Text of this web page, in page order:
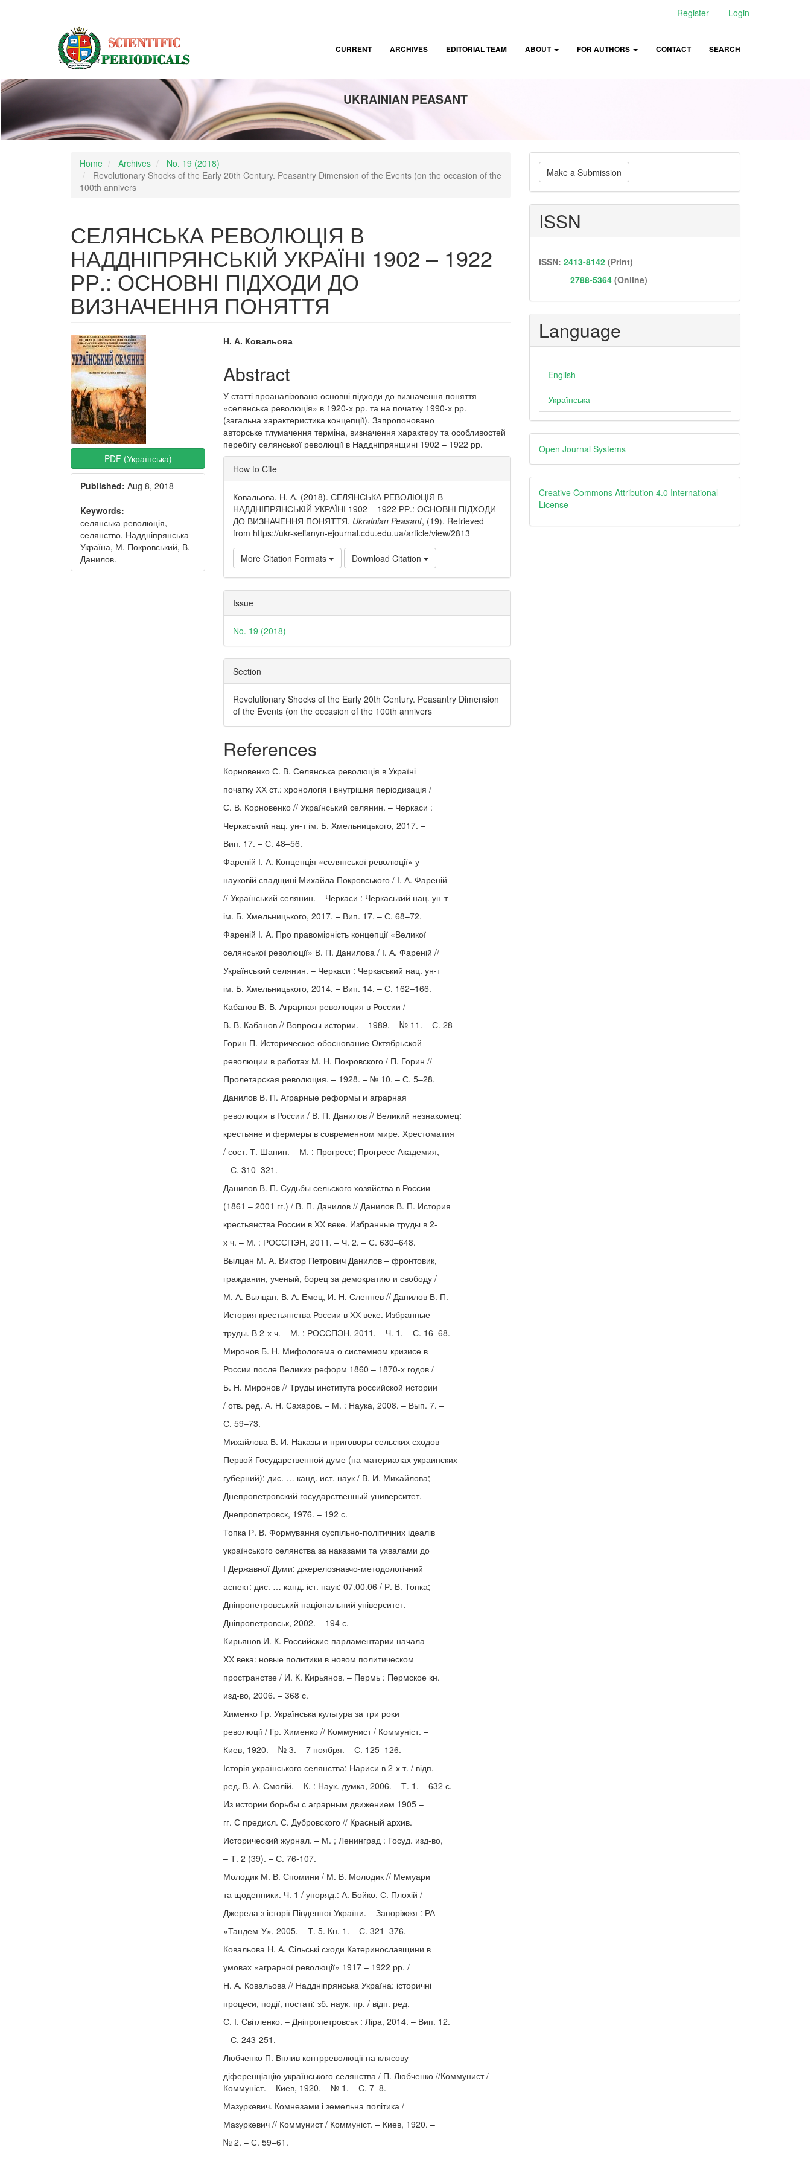
Register Login
CURRENT ARCHIVES EDITORIAL TEAM ABOUT FOR AUTHORS CONTACT SEARCH
UKRAINIAN PEASANT
Home Archives
No. 19 (2018)
Revolutionary Shocks of the Early 20th Century. Peasantry Dimension of the Events (on the occasion of the
100th annivers
СЕЛЯНСЬКА РЕВОЛЮЦІЯ В
НАДДНІПРЯНСЬКІЙ УКРАЇНІ 1902 – 1922
РР.: ОСНОВНІ ПІДХОДИ ДО
ВИЗНАЧЕННЯ ПОНЯТТЯ
Article
Sidebar
PDF (Українська)
Published: Aug 8, 2018
Keywords:
селянська революція,
селянство, Наддніпрянська
Україна, М. Покровський, В.
Данилов.
Main
Article
Content
Н. А. Ковальова
Abstract
У статті проаналізовано основні підходи до визначення поняття
«селянська революція» в 1920-х рр. та на початку 1990-х рр.
(загальна характеристика концепції). Запропоновано
авторське тлумачення терміна, визначення характеру та особливостей
перебігу селянської революції в Наддніпрянщині 1902 – 1922 рр.
Article
Details
How to Cite
Ковальова, Н. А. (2018). СЕЛЯНСЬКА РЕВОЛЮЦІЯ В
НАДДНІПРЯНСЬКІЙ УКРАЇНІ 1902 – 1922 РР.: ОСНОВНІ ПІДХОДИ
ДО ВИЗНАЧЕННЯ ПОНЯТТЯ. Ukrainian Peasant, (19). Retrieved
from https://ukr-selianyn-ejournal.cdu.edu.ua/article/view/2813
More Citation Formats Download Citation
Issue
No. 19 (2018)
Section
Revolutionary Shocks of the Early 20th Century. Peasantry Dimension
of the Events (on the occasion of the 100th annivers
References
Корновенко С. В. Селянська революція в Україні
початку ХХ ст.: хронологія і внутрішня періодизація /
С. В. Корновенко // Український селянин. – Черкаси :
Черкаський нац. ун-т ім. Б. Хмельницького, 2017. –
Вип. 17. – С. 48–56.
Фареній І. А. Концепція «селянської революції» у
науковій спадщині Михайла Покровського / І. А. Фареній
// Український селянин. – Черкаси : Черкаський нац. ун-т
ім. Б. Хмельницького, 2017. – Вип. 17. – С. 68–72.
Фареній І. А. Про правомірність концепції «Великої
селянської революції» В. П. Данилова / І. А. Фареній //
Український селянин. – Черкаси : Черкаський нац. ун-т
ім. Б. Хмельницького, 2014. – Вип. 14. – С. 162–166.
Кабанов В. В. Аграрная революция в России /
В. В. Кабанов // Вопросы истории. – 1989. – № 11. – С. 28–
Горин П. Историческое обоснование Октябрьской
революции в работах М. Н. Покровского / П. Горин //
Пролетарская революция. – 1928. – № 10. – С. 5–28.
Данилов В. П. Аграрные реформы и аграрная
революция в России / В. П. Данилов // Великий незнакомец:
крестьяне и фермеры в современном мире. Хрестоматия
/ сост. Т. Шанин. – М. : Прогресс; Прогресс-Академия,
– С. 310–321.
Данилов В. П. Судьбы сельского хозяйства в России
(1861 – 2001 гг.) / В. П. Данилов // Данилов В. П. История
крестьянства России в ХХ веке. Избранные труды в 2-
х ч. – М. : РОССПЭН, 2011. – Ч. 2. – С. 630–648.
Вылцан М. А. Виктор Петрович Данилов – фронтовик,
гражданин, ученый, борец за демократию и свободу /
М. А. Вылцан, В. А. Емец, И. Н. Слепнев // Данилов В. П.
История крестьянства России в ХХ веке. Избранные
труды. В 2-х ч. – М. : РОССПЭН, 2011. – Ч. 1. – С. 16–68.
Миронов Б. Н. Мифологема о системном кризисе в
России после Великих реформ 1860 – 1870-х годов /
Б. Н. Миронов // Труды института российской истории
/ отв. ред. А. Н. Сахаров. – М. : Наука, 2008. – Вып. 7. –
С. 59–73.
Михайлова В. И. Наказы и приговоры сельских сходов
Первой Государственной думе (на материалах украинских
губерний): дис. … канд. ист. наук / В. И. Михайлова;
Днепропетровский государственный университет. –
Днепропетровск, 1976. – 192 с.
Топка Р. В. Формування суспільно-політичних ідеалів
українського селянства за наказами та ухвалами до
І Державної Думи: джерелознавчо-методологічний
аспект: дис. … канд. іст. наук: 07.00.06 / Р. В. Топка;
Дніпропетровський національний університет. –
Дніпропетровськ, 2002. – 194 с.
Кирьянов И. К. Российские парламентарии начала
ХХ века: новые политики в новом политическом
пространстве / И. К. Кирьянов. – Пермь : Пермское кн.
изд-во, 2006. – 368 с.
Хименко Гр. Українська культура за три роки
революції / Гр. Хименко // Коммунист / Коммуніст. –
Киев, 1920. – № 3. – 7 ноября. – С. 125–126.
Історія українського селянства: Нариси в 2-х т. / відп.
ред. В. А. Смолій. – К. : Наук. думка, 2006. – Т. 1. – 632 с.
Из истории борьбы с аграрным движением 1905 –
гг. С предисл. С. Дубровского // Красный архив.
Исторический журнал. – М. ; Ленинград : Госуд. изд-во,
– Т. 2 (39). – С. 76-107.
Молодик М. В. Спомини / М. В. Молодик // Мемуари
та щоденники. Ч. 1 / упоряд.: А. Бойко, С. Плохій /
Джерела з історії Південної України. – Запоріжжя : РА
«Тандем-У», 2005. – Т. 5. Кн. 1. – С. 321–376.
Ковальова Н. А. Сільські сходи Катеринославщини в
умовах «аграрної революції» 1917 – 1922 рр. /
Н. А. Ковальова // Наддніпрянська Україна: історичні
процеси, події, постаті: зб. наук. пр. / відп. ред.
С. І. Світленко. – Дніпропетровськ : Ліра, 2014. – Вип. 12.
– С. 243-251.
Любченко П. Вплив контрреволюції на клясову
діференціацію українського селянства / П. Любченко //Коммунист /
Коммуніст. – Киев, 1920. – № 1. – С. 7–8.
Мазуркевич. Комнезами і земельна політика /
Мазуркевич // Коммунист / Коммуніст. – Киев, 1920. –
№ 2. – С. 59–61.
Make
a
Submission
Make a Submission
ISSN
ISSN: 2413-8142 (Print)
2788-5364 (Online)
Language
English
Українська
Developed
By
Open Journal Systems
Creative
Creative Commons Attribution 4.0 International
License